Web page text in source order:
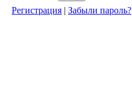
Регистрация | Забыли пароль?